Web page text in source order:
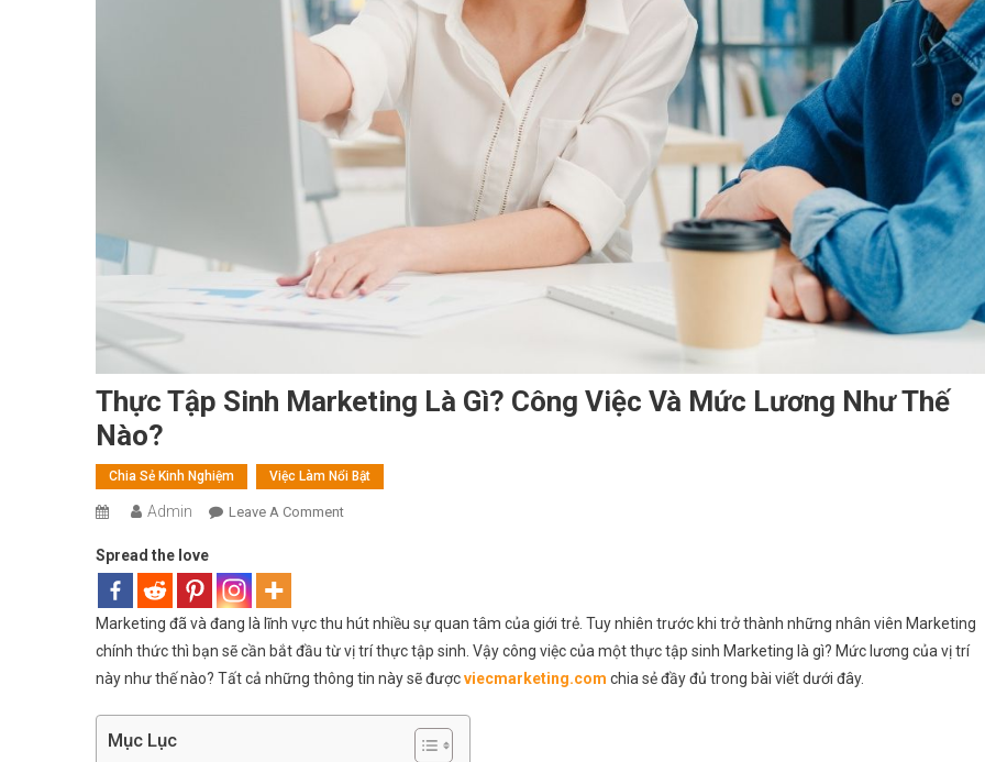
Thực Tập Sinh Marketing Là Gì? Công Việc Và Mức Lương Như Thế
Nào?
Chia Sẻ Kinh Nghiệm Việc Làm Nổi Bật
Admin Leave A CommentOn
Marketing
Gì?
Công
Việc
Spread the love
Marketing đã và đang là lĩnh vực thu hút nhiều sự quan tâm của giới trẻ. Tuy nhiên trước khi trở thành những nhân viên Marketing
chính thức thì bạn sẽ cần bắt đầu từ vị trí thực tập sinh. Vậy công việc của một thực tập sinh Marketing là gì? Mức lương của vị trí
này như thế nào? Tất cả những thông tin này sẽ đượcviecmarketing.com chia sẻ đầy đủ trong bài viết dưới đây.
Mục Lục